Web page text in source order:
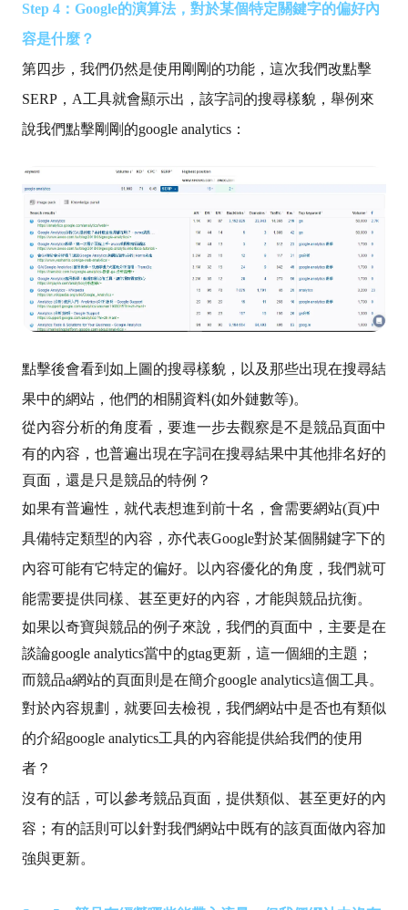
Step 4：Google的演算法，對於某個特定關鍵字的偏好內
容是什麼？
第四步，我們仍然是使用剛剛的功能，這次我們改點擊
SERP，A工具就會顯示出，該字詞的搜尋樣貌，舉例來
說我們點擊剛剛的google analytics：
點擊後會看到如上圖的搜尋樣貌，以及那些出現在搜尋結
果中的網站，他們的相關資料(如外鏈數等)。
從內容分析的角度看，要進一步去觀察是不是競品頁面中
有的內容，也普遍出現在字詞在搜尋結果中其他排名好的
頁面，還是只是競品的特例？
如果有普遍性，就代表想進到前十名，會需要網站(頁)中
具備特定類型的內容，亦代表Google對於某個關鍵字下的
內容可能有它特定的偏好。 以內容優化的角度，我們就可
能需要提供同樣、甚至更好的內容，才能與競品抗衡。
如果以奇寶與競品的例子來說，我們的頁面中，主要是在
談論google analytics當中的gtag更新，這一個細的主題；
而競品a網站的頁面則是在簡介google analytics這個工具。
對於內容規劃，就要回去檢視，我們網站中是否也有類似
的介紹google analytics工具的內容能提供給我們的使用
者？
沒有的話，可以參考競品頁面，提供類似、甚至更好的內
容；有的話則可以針對我們網站中既有的該頁面做內容加
強與更新。